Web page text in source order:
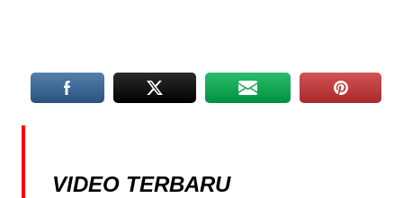
VIDEO TERBARU